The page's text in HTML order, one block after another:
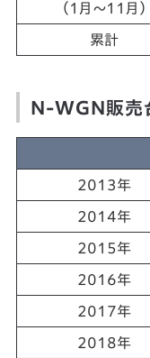
（1月～11月）
累計
N-WGN販売
2013年
2014年
2015年
2016年
2017年
2018年